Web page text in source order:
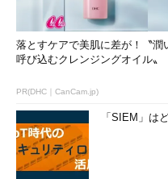
落とすケアで美肌に差が！〝潤
呼び込むクレンジングオイル〟
PR(DHC｜CanCam.jp)
「SIEM」は